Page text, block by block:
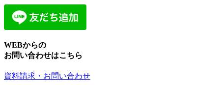
WEBからの
お問い合わせはこちら
資料請求・お問い合わせ